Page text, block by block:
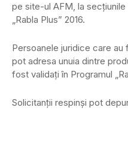
pe site-ul AFM, la secţiunile
„Rabla Plus” 2016.
Persoanele juridice care
pot adresa unuia dintre
fost validaţi în Programul
Solicitanţii respinşi pot